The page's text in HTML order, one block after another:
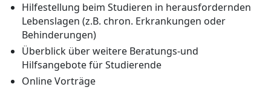
Hilfestellung beim Studieren in herausfordernden
Lebenslagen (z.B. chron. Erkrankungen oder
Behinderungen)
Überblick über weitere Beratungs-und
Hilfsangebote für Studierende
Online Vorträge